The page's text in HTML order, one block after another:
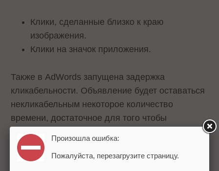
Клики, сделанные близко к краю
изображения.
Клики на значок приложения.
Также в AdWords запущена задержка
кликабельности. Объявление будет оставаться
некликабельным некоторое количество
времени, достаточное для того чтобы
пользователь ознакомился с его содержанием
и принял решение, интересно оно ему или нет.
Произошла ошибка:
Пожалуйста, перезагрузите страницу.